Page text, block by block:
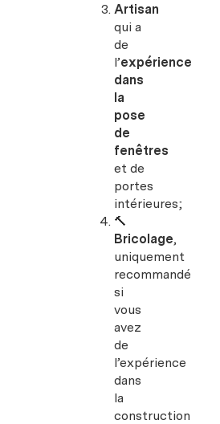
Artisan
qui a
de
l’expérience
dans
la
pose
de
fenêtres
et de
portes
intérieures;
🔨
Bricolage,
uniquement
recommandé
si
vous
avez
de
l’expérience
dans
la
construction